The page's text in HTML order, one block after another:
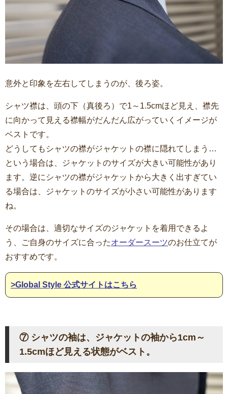
意外と印象を左右してしまうのが、後ろ姿。
シャツ襟は、頭の下（真後ろ）で1～1.5cmほど見え、襟先
に向かって見える襟幅がだんだん広がっていくイメージが
ベストです。
どうしてもシャツの襟がジャケットの襟に隠れてしまう…
という場合は、ジャケットのサイズが大きい可能性があり
ます。逆にシャツの襟がジャケットから大きく出すぎてい
る場合は、ジャケットのサイズが小さい可能性があります
ね。
その場合は、適切なサイズのジャケットを着用できるよ
う、ご自身のサイズに合ったオーダースーツのお仕立てが
おすすめです。
>Global Style 公式サイトはこちら
⑦ シャツの袖は、ジャケットの袖から1cm～
1.5cmほど見える状態がベスト。